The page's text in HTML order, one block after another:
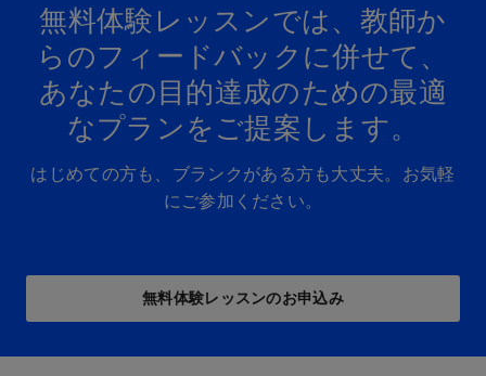
無料体験レッスンでは、​教師か
らの​フィードバックに​併せて、
あなたの​目的達成の​ための​最適
な​プランを​ご提案します。​
はじめての方も、ブランクがある方も大丈夫。お気軽
にご参加ください。
無料体験レッスンの​お申込み